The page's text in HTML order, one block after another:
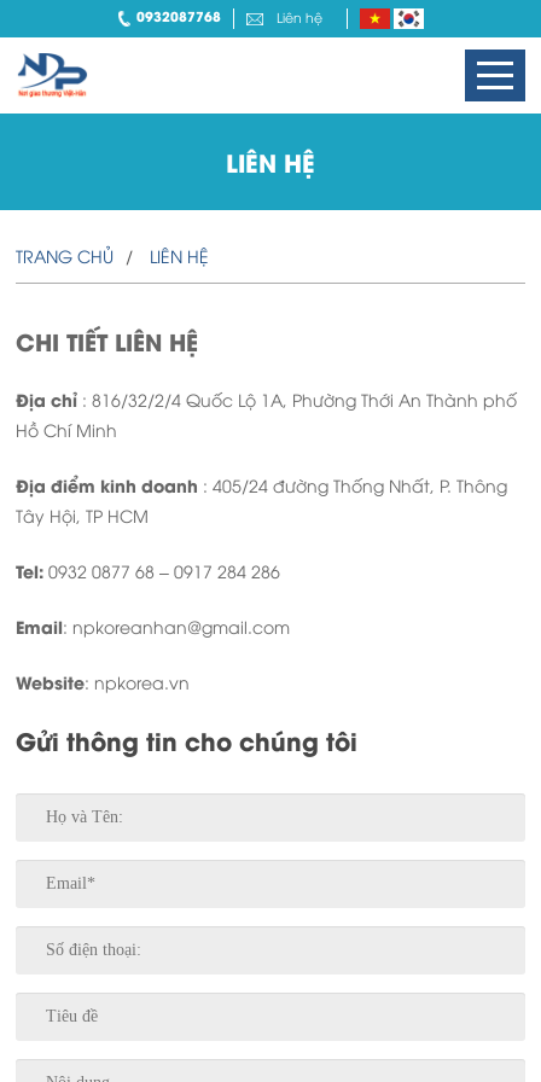
0932087768 Liên hệ
LIÊN HỆ
TRANG CHỦ LIÊN HỆ
CHI TIẾT LIÊN HỆ​
Địa chỉ : 816/32/2/4 Quốc Lộ 1A, Phường Thới An Thành phố
Hồ Chí Minh
Địa điểm kinh doanh : 405/24 đường Thống Nhất, P. Thông
Tây Hội, TP HCM
Tel: 0932 0877 68 – 0917 284 286
Email: npkoreanhan@gmail.com
Website: npkorea.vn
Gửi thông tin cho chúng tôi